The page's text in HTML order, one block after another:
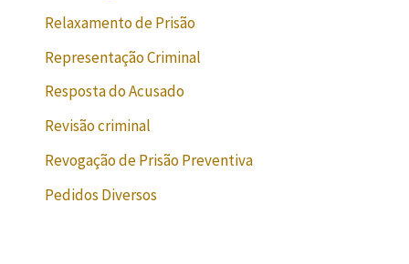
Relaxamento de Prisão
Representação Criminal
Resposta do Acusado
Revisão criminal
Revogação de Prisão Preventiva
Pedidos Diversos